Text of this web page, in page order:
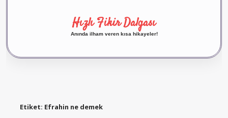
Hızlı Fikir Dalgası
Anında ilham veren kısa hikayeler!
Etiket: Efrahin ne demek